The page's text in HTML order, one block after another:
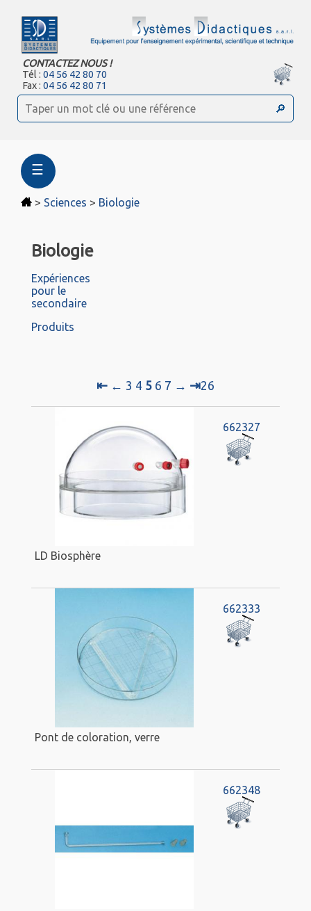
CONTACTEZ NOUS !
Tél :04 56 42 80 70
Fax :04 56 42 80 71
☰
> Sciences > Biologie
Biologie
Expériences
pour le
secondaire
Produits
⇤ ← 3 4 5 6 7 → ⇥26
662327
LD Biosphère
662333
Pont de coloration, verre
662348